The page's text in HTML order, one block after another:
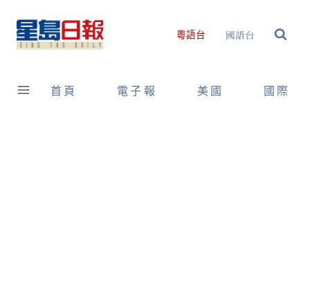
content
粵語台 國語台
首頁 電子報 美國 國際